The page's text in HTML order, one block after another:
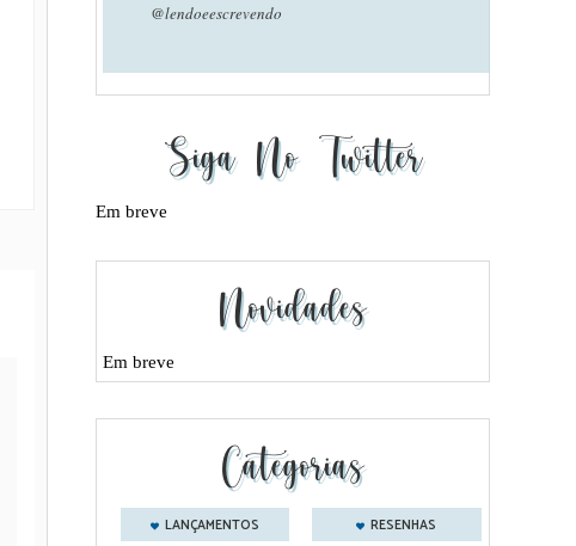
@lendoeescrevendo
Siga No Twitter
Em breve
Novidades
Em breve
Categorias
LANÇAMENTOS RESENHAS